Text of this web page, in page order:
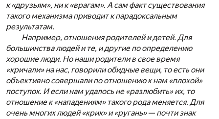
к «друзьям», ни к «врагам». А сам факт существования
такого механизма приводит к парадоксальным
результатам.
Например, отношения родителей и детей. Для
большинства людей и те, и другие по определению
хорошие люди. Но наши родители в свое время
«кричали» на нас, говорили обидные вещи, то есть они
объективно совершали по отношению к нам «плохой»
поступок. И если нам удалось не «разлюбить» их, то
отношение к «нападениям» такого рода меняется. Для
очень многих людей «крик» и «ругань»— почти знак